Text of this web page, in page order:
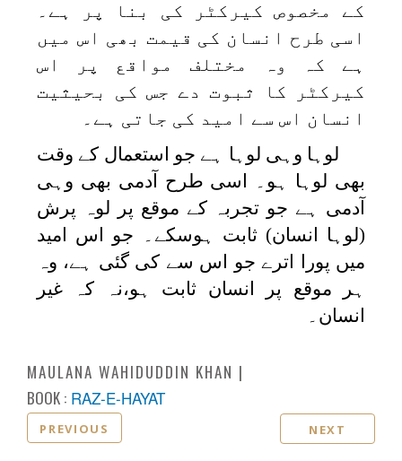
کے مخصوص کیرکٹر کی بنا پر ہے۔
اسی طرح انسان کی قیمت بھی اس میں
ہے کہ وہ مختلف مواقع پر اس
کیرکٹر کا ثبوت دے جس کی بحیثیت
انسان اس سے امید کی جاتی ہے۔
لوہا وہی لوہا ہے جو استعمال کے وقت
بھی لوہا ہو۔ اسی طرح آدمی بھی وہی
آدمی ہے جو تجربہ کے موقع پر لوہ پرش
(لوہا انسان) ثابت ہوسکے۔ جو اس امید
میں پورا اترے جو اس سے کی گئی ہے، وہ
ہر موقع پر انسان ثابت ہو،نہ کہ غیر
انسان۔
MAULANA WAHIDUDDIN KHAN
BOOK : RAZ-E-HAYAT
PREVIOUS NEXT